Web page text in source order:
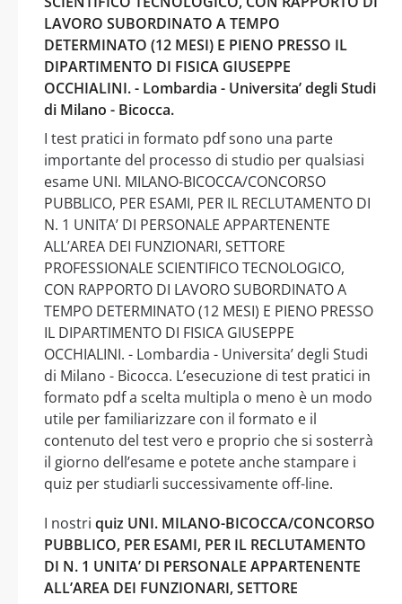
LAVORO SUBORDINATO A TEMPO
DETERMINATO (12 MESI) E PIENO PRESSO IL
DIPARTIMENTO DI FISICA GIUSEPPE
OCCHIALINI. - Lombardia - Universita’ degli Studi
di Milano - Bicocca.
I test pratici in formato pdf sono una parte
importante del processo di studio per qualsiasi
esame UNI. MILANO-BICOCCA/CONCORSO
PUBBLICO, PER ESAMI, PER IL RECLUTAMENTO DI
N. 1 UNITA’ DI PERSONALE APPARTENENTE
ALL’AREA DEI FUNZIONARI, SETTORE
PROFESSIONALE SCIENTIFICO TECNOLOGICO,
CON RAPPORTO DI LAVORO SUBORDINATO A
TEMPO DETERMINATO (12 MESI) E PIENO PRESSO
IL DIPARTIMENTO DI FISICA GIUSEPPE
OCCHIALINI. - Lombardia - Universita’ degli Studi
di Milano - Bicocca. L’esecuzione di test pratici in
formato pdf a scelta multipla o meno è un modo
utile per familiarizzare con il formato e il
contenuto del test vero e proprio che si sosterrà
il giorno dell’esame e potete anche stampare i
quiz per studiarli successivamente off-line.
I nostri quiz UNI. MILANO-BICOCCA/CONCORSO
PUBBLICO, PER ESAMI, PER IL RECLUTAMENTO
DI N. 1 UNITA’ DI PERSONALE APPARTENENTE
ALL’AREA DEI FUNZIONARI, SETTORE